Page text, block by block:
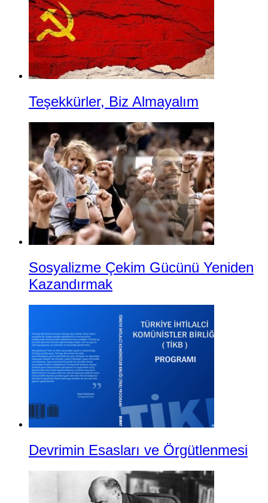
Teşekkürler, Biz Almayalım
Sosyalizme Çekim Gücünü Yeniden
Kazandırmak
Devrimin Esasları ve Örgütlenmesi